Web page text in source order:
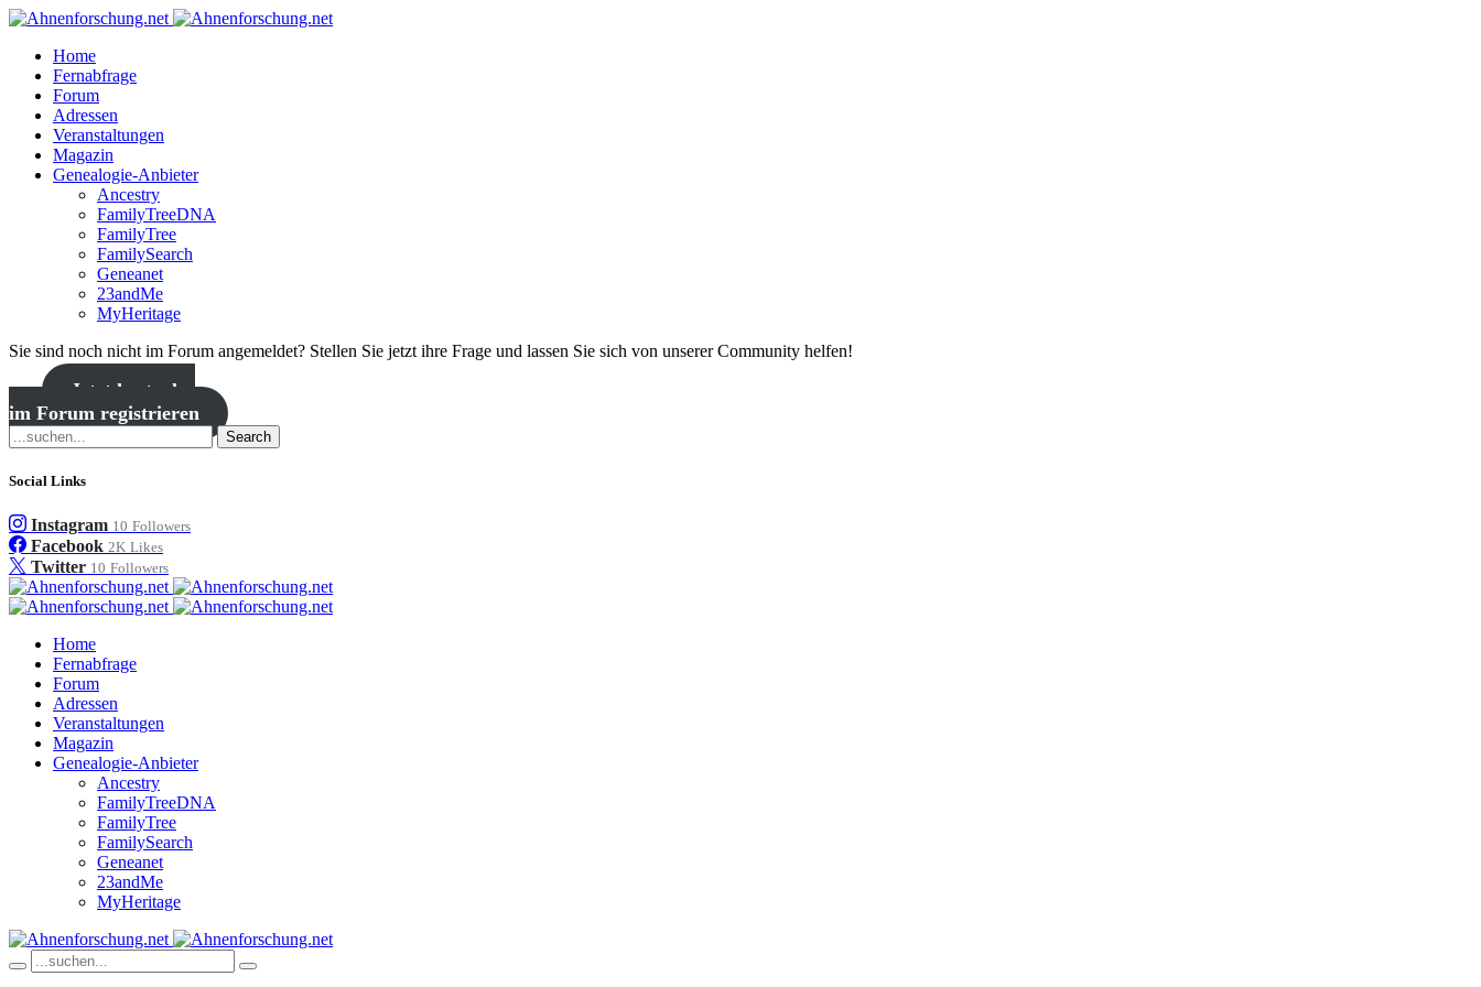
Home
Fernabfrage
Forum
Adressen
Veranstaltungen
Magazin
Genealogie-Anbieter
Ancestry
FamilyTreeDNA
FamilyTree
FamilySearch
Geneanet
23andMe
MyHeritage
Sie sind noch nicht im Forum angemeldet? Stellen Sie jetzt ihre Frage und lassen Sie sich von unserer Community helfen!
Jetzt kostenlos
im Forum registrieren
Search
Social Links
Instagram 10 Followers
Facebook 2K Likes
Twitter 10 Followers
Home
Fernabfrage
Forum
Adressen
Veranstaltungen
Magazin
Genealogie-Anbieter
Ancestry
FamilyTreeDNA
FamilyTree
FamilySearch
Geneanet
23andMe
MyHeritage